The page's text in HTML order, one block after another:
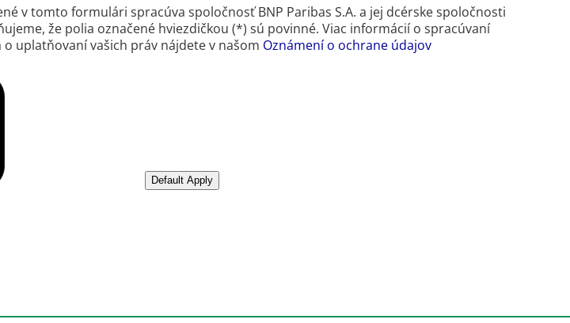
v tomto formulári spracúva spoločnosť BNP Paribas S.A. a jej dcérske spoločnosti
že polia označené hviezdičkou (*) sú povinné. Viac informácií o spracúvaní
uplatňovaní vašich práv nájdete v našom Oznámení o ochrane údajov
formáte PDF)
Default Apply
Nahrať životopis z LinkedIn